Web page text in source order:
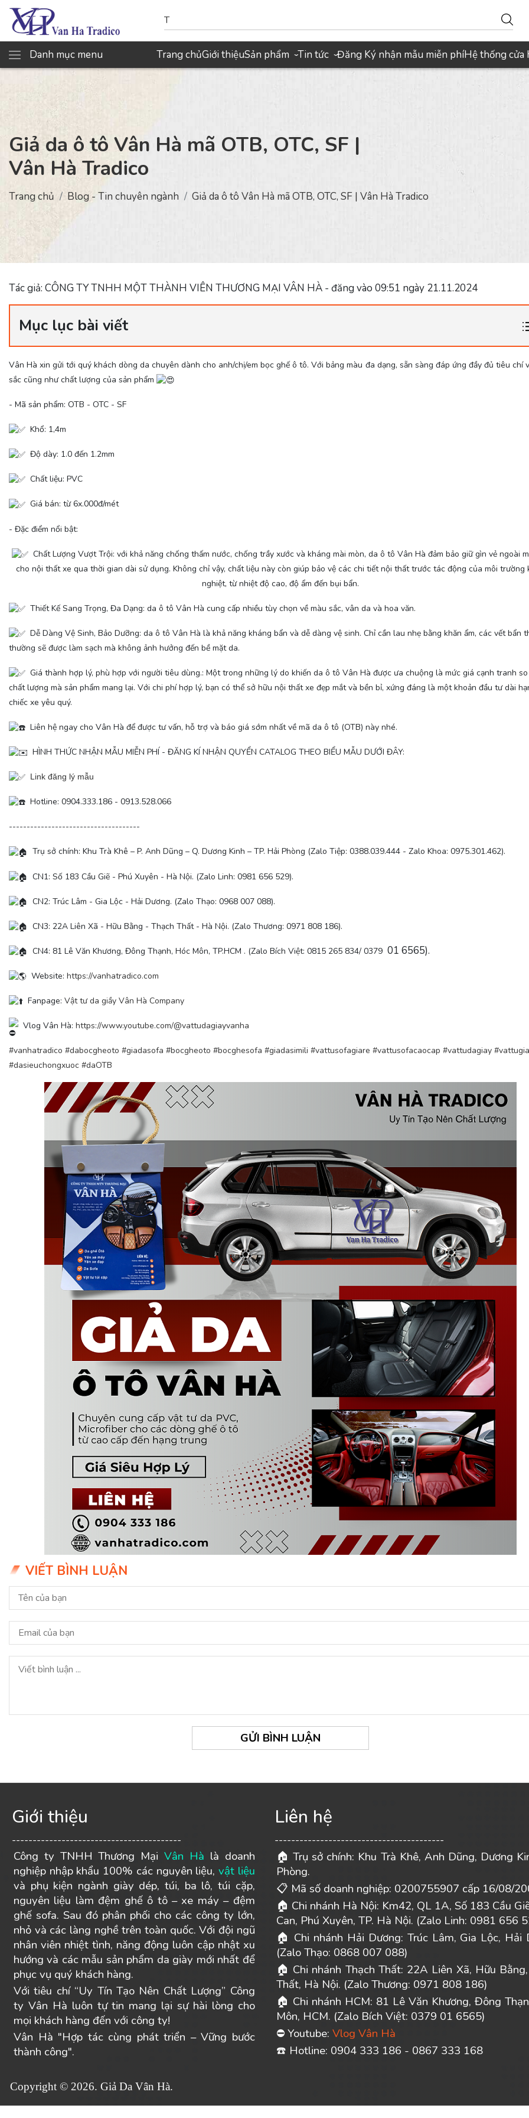
Danh mục menu Trang chủGiới thiệuSản phẩm ›Tin tức ›Đăng Ký nhận mẫu miễn phíHệ thống cửa
Giả da ô tô Vân Hà mã OTB, OTC, SF |
Vân Hà Tradico
Trang chủ Blog - Tin chuyên ngành Giả da ô tô Vân Hà mã OTB, OTC, SF | Vân Hà Tradico
Tác giả: CÔNG TY TNHH MỘT THÀNH VIÊN THƯƠNG MẠI VÂN HÀ - đăng vào 09:51 ngày 21.11.2024
Mục lục bài viết
Vân Hà xin gửi tới quý khách dòng da chuyên dành cho anh/chị/em bọc ghế ô tô. Với bảng màu đa dạng, sẵn sàng đáp ứng đầy đủ tiêu chí
sắc cũng như chất lượng của sản phẩm
- Mã sản phẩm: OTB - OTC - SF
Khổ: 1,4m
Độ dày: 1.0 đến 1.2mm
Chất liệu: PVC
Giá bán: từ 6x.000đ/mét
- Đặc điểm nổi bật:
Chất Lượng Vượt Trội: với khả năng chống thấm nước, chống trầy xước và kháng mài mòn, da ô tô Vân Hà đảm bảo giữ gìn vẻ ngoài
cho nội thất xe qua thời gian dài sử dụng. Không chỉ vậy, chất liệu này còn giúp bảo vệ các chi tiết nội thất trước tác động của môi trường
nghiệt, từ nhiệt độ cao, độ ẩm đến bụi bẩn.
Thiết Kế Sang Trọng, Đa Dạng: da ô tô Vân Hà cung cấp nhiều tùy chọn về màu sắc, vân da và hoa văn.
Dễ Dàng Vệ Sinh, Bảo Dưỡng: da ô tô Vân Hà là khả năng kháng bẩn và dễ dàng vệ sinh. Chỉ cần lau nhẹ bằng khăn ẩm, các vết bẩn
thường sẽ được làm sạch mà không ảnh hưởng đến bề mặt da.
Giá thành hợp lý, phù hợp với người tiêu dùng.: Một trong những lý do khiến da ô tô Vân Hà được ưa chuộng là mức giá cạnh tranh
chất lượng mà sản phẩm mang lại. Với chi phí hợp lý, bạn có thể sở hữu nội thất xe đẹp mắt và bền bỉ, xứng đáng là một khoản đầu tư dài
chiếc xe yêu quý.
Liên hệ ngay cho Vân Hà để được tư vấn, hỗ trợ và báo giá sớm nhất về mã da ô tô (OTB) này nhé.
HÌNH THỨC NHẬN MẪU MIỄN PHÍ - ĐĂNG KÍ NHẬN QUYỂN CATALOG THEO BIỂU MẪU DƯỚI ĐÂY:
Link đăng lý mẫu
Hotline: 0904.333.186 - 0913.528.066
-------------------------------------
Trụ sở chính: Khu Trà Khê – P. Anh Dũng – Q. Dương Kinh – TP. Hải Phòng (Zalo Tiệp: 0388.039.444 - Zalo Khoa: 0975.301.462).
CN1: Số 183 Cầu Giẽ - Phú Xuyên - Hà Nội. (Zalo Linh: 0981 656 529).
CN2: Trúc Lâm - Gia Lộc - Hải Dương. (Zalo Thạo: 0968 007 088).
CN3: 22A Liên Xã - Hữu Bằng - Thạch Thất - Hà Nội. (Zalo Thương: 0971 808 186).
CN4: 81 Lê Văn Khương, Đông Thạnh, Hóc Môn, TP.HCM . (Zalo Bích Việt: 0815 265 834/ 0379 01 6565).
Website: https://vanhatradico.com
Fanpage: Vật tư da giầy Vân Hà Company
Vlog Vân Hà: https://www.youtube.com/@vattudagiayvanha
#vanhatradico #dabocgheoto #giadasofa #bocgheoto #bocghesofa #giadasimili #vattusofagiare #vattusofacaocap #vattudagiay
#dasieuchongxuoc #daOTB
VIẾT BÌNH LUẬN
GỬI BÌNH LUẬN
Giới thiệu
-----------------------------------------
Công ty TNHH Thương MạiVân Hà là doanh
nghiệp nhập khẩu 100% các nguyên liệu, vật liệu
và phụ kiện ngành giày dép, túi, ba lô, túi cặp,
nguyên liệu làm đệm ghế ô tô – xe máy – đệm
ghế sofa. Sau đó phân phối cho các công ty lớn,
nhỏ và các làng nghề trên toàn quốc. Với đội ngũ
nhân viên nhiệt tình, năng động luôn cập nhật xu
hướng và các mẫu sản phẩm da giày mới nhất để
phục vụ quý khách hàng.
Với tiêu chí “Uy Tín Tạo Nên Chất Lượng” Công
ty Vân Hà luôn tự tin mang lại sự hài lòng cho
mọi khách hàng đến với công ty!
Vân Hà "Hợp tác cùng phát triển – Vững bước
thành công".
Liên hệ
-----------------------------------------
🏠 Trụ sở chính: Khu Trà Khê, Anh Dũng, Dương
Phòng.
📋 Mã số doanh nghiệp: 0200755907 cấp 16/08/
🏠 Chi nhánh Hà Nội: Km42, QL 1A, Số 183 Cầu
Can, Phú Xuyên, TP. Hà Nội. (Zalo Linh: 0981 656
🏠
Chi nhánh Hải Dương: Trúc Lâm, Gia Lộc, Hải
(Zalo Thạo: 0868 007 088)
🏠 Chi nhánh Thạch Thất: 22A Liên Xã, Hữu
Thất, Hà Nội. (Zalo Thương: 0971 808 186)
🏠 Chi nhánh HCM: 81 Lê Văn Khương, Đông
Môn, HCM. (Zalo Bích Việt: 0379 01 6565)
⛔ Youtube: Vlog Vân Hà
☎ ️ Hotline: 0904 333 186 - 0867 333 168
Copyright © 2026. Giả Da Vân Hà.